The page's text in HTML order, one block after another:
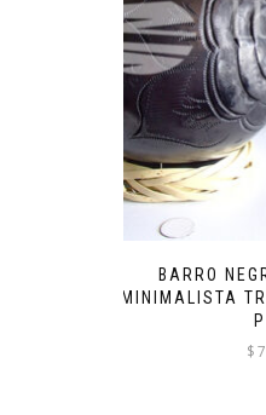
BARRO
MINIMALISTA
$